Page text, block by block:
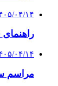
۱۴۰۵/۰۴/
راهنمای
۱۴۰۵/۰۴/
مراسم